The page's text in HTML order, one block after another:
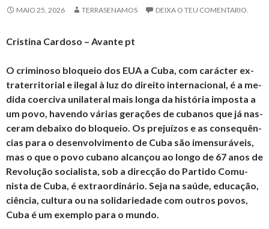
MAIO 25, 2026 TERRASENAMOS DEIXA O TEU COMENTARIO.
Cristina Cardoso – Avante pt
O cri­mi­noso blo­queio dos EUA a Cuba, com ca­rácter ex­
tra­ter­ri­to­rial e ilegal à luz do di­reito in­ter­na­ci­onal, é a me­
dida co­er­civa uni­la­teral mais longa da his­tória im­posta a
um povo, ha­vendo vá­rias ge­ra­ções de cu­banos que já nas­
ceram de­baixo do blo­queio. Os pre­juízos e as con­sequên­
cias para o de­sen­vol­vi­mento de Cuba são imen­su­rá­veis,
mas o que o povo cu­bano al­cançou ao longo de 67 anos de
Re­vo­lução so­ci­a­lista, sob a di­recção do Par­tido Co­mu­
nista de Cuba, é ex­tra­or­di­nário. Seja na saúde, edu­cação,
ci­ência, cul­tura ou na so­li­da­ri­e­dade com ou­tros povos,
Cuba é um exemplo para o mundo.